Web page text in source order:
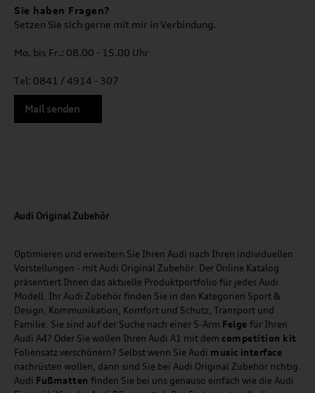
Sie haben Fragen?
Setzen Sie sich gerne mit mir in Verbindung.
Mo. bis Fr.: 08.00 - 15.00 Uhr
Tel: 0841 / 4914 - 307
Mail senden
Audi Original Zubehör
Optimieren und erweitern Sie Ihren Audi nach Ihren individuellen
Vorstellungen - mit Audi Original Zubehör. Der Online Katalog
präsentiert Ihnen das aktuelle Produktportfolio für jedes Audi
Modell. Ihr Audi Zubehör finden Sie in den Kategorien Sport &
Design, Kommunikation, Komfort und Schutz, Transport und
Familie. Sie sind auf der Suche nach einer 5-Arm Felge für Ihren
Audi A4? Oder Sie wollen Ihren Audi A1 mit dem competition kit
Foliensatz verschönern? Selbst wenn Sie Audi music interface
nachrüsten wollen, dann sind Sie bei Audi Original Zubehör richtig.
Audi Fußmatten finden Sie bei uns genauso einfach wie die Audi